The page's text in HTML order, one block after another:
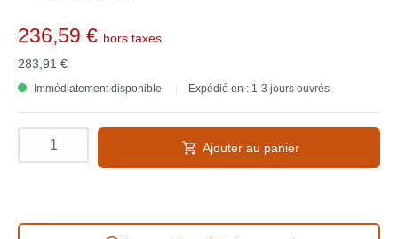
236,59 € hors taxes
283,91 €
Immédiatement disponible Expédié en : 1-3 jours ouvrés
Ajouter au panier